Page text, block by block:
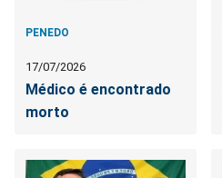
PENEDO
17/07/2026
Médico é encontrado
morto